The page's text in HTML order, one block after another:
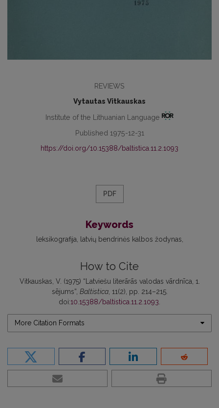
REVIEWS
Vytautas Vitkauskas
Institute of the Lithuanian Language
Published 1975-12-31
https://doi.org/10.15388/baltistica.11.2.1093
PDF
Keywords
leksikografija latvių bendrinės kalbos žodynas
How to Cite
Vitkauskas, V. (1975) “Latviešu literārās valodas vārdnīca, 1.
sējums”, Baltistica, 11(2), pp. 214–215.
doi:10.15388/baltistica.11.2.1093
More Citation Formats